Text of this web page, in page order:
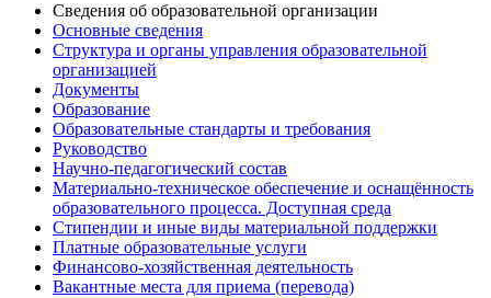
Сведения об образовательной организации
Основные сведения
Структура и органы управления образовательной
организацией
Документы
Образование
Образовательные стандарты и требования
Руководство
Научно-педагогический состав
Материально-техническое обеспечение и оснащённость
образовательного процесса. Доступная среда
Стипендии и иные виды материальной поддержки
Платные образовательные услуги
Финансово-хозяйственная деятельность
Вакантные места для приема (перевода)